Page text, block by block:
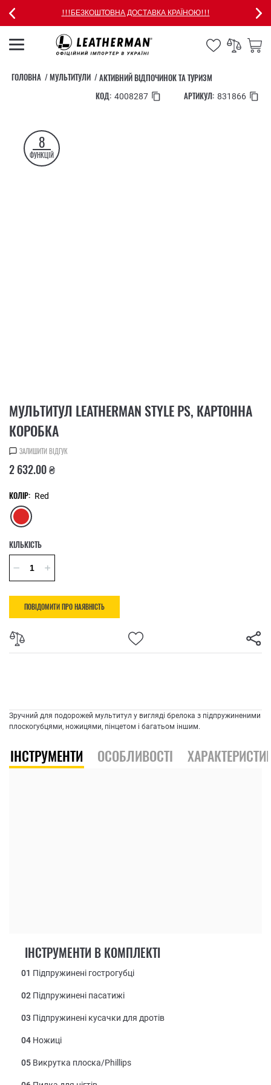
!!!БЕЗКОШТОВНА ДОСТАВКА КРАЇНОЮ!!!
ГОЛОВНА МУЛЬТИТУЛИ
АКТИВНИЙ ВІДПОЧИНОК ТА ТУРИЗМ
КОД: 4008287 АРТИКУЛ: 831866
8
ФУНКЦІЙ
МУЛЬТИТУЛ LEATHERMAN STYLE PS, КАРТОННА
КОРОБКА
ЗАЛИШИТИ ВІДГУК
2 632.00 ₴
КОЛІР: Red
КІЛЬКІСТЬ
ПОВІДОМИТИ ПРО НАЯВНІСТЬ
Зручний для подорожей мультитул у вигляді брелока з підпружиненими
плоскогубцями, ножицями, пінцетом і багатьом іншим.
ІНСТРУМЕНТИ ОСОБЛИВОСТІ
ІНСТРУМЕНТИ В КОМПЛЕКТІ
01 Підпружинені гострогубці
02 Підпружинені пасатижі
03 Підпружинені кусачки для дротів
04 Ножиці
05 Викрутка плоска/Phillips